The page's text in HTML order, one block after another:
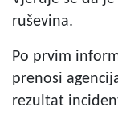
ruševina.
Po prvim
prenosi
rezultat